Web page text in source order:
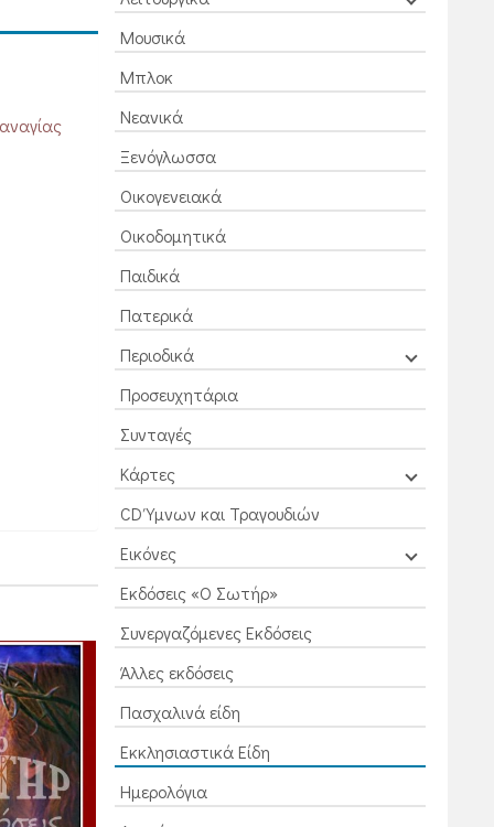
Μουσικά
Μπλοκ
Νεανικά
Ξενόγλωσσα
Οικογενειακά
Οικοδομητικά
Παιδικά
Πατερικά
Περιοδικά
Προσευχητάρια
Συνταγές
Κάρτες
CD Ύμνων και Τραγουδιών
Εικόνες
Εκδόσεις «Ο Σωτήρ»
Συνεργαζόμενες Εκδόσεις
Άλλες εκδόσεις
Πασχαλινά είδη
Εκκλησιαστικά Είδη
Ημερολόγια